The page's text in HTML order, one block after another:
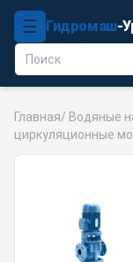
☰ Гидромаш-
Главная/ Водяные
циркуляционные